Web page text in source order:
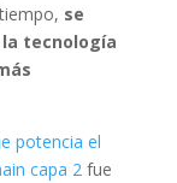
se
tecnología
potencia el
capa 2 fue